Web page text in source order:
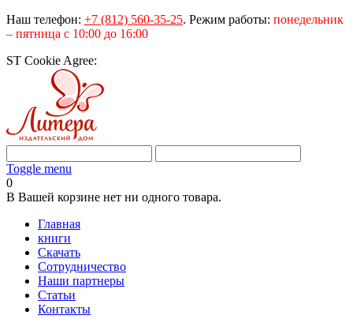
Наш телефон: +7 (812) 560-35-25. Режим работы: понедельник
– пятница с 10:00 до 16:00
ST Cookie Agree:
Toggle menu
0
В Вашей корзине нет ни одного товара.
Главная
книги
Скачать
Сотрудничество
Наши партнеры
Статьи
Контакты